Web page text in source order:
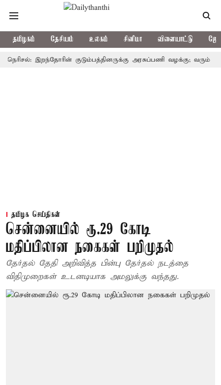
தமிழகம் தேசியம் உலகம் சினிமா விளையாட்டு
இறந்தோரின் குடும்பத்தினருக்கு அரசுப்பணி வழக்கு; வரும்
தமிழக செய்திகள்
சென்னையில் ரூ.29 கோடி
மதிப்பிலான நகைகள் பறிமுதல்
தேர்தல் தேதி அறிவித்த பின்பு தேர்தல் நடத்தை
விதிமுறைகள் உடனடியாக அமலுக்கு வந்தது.